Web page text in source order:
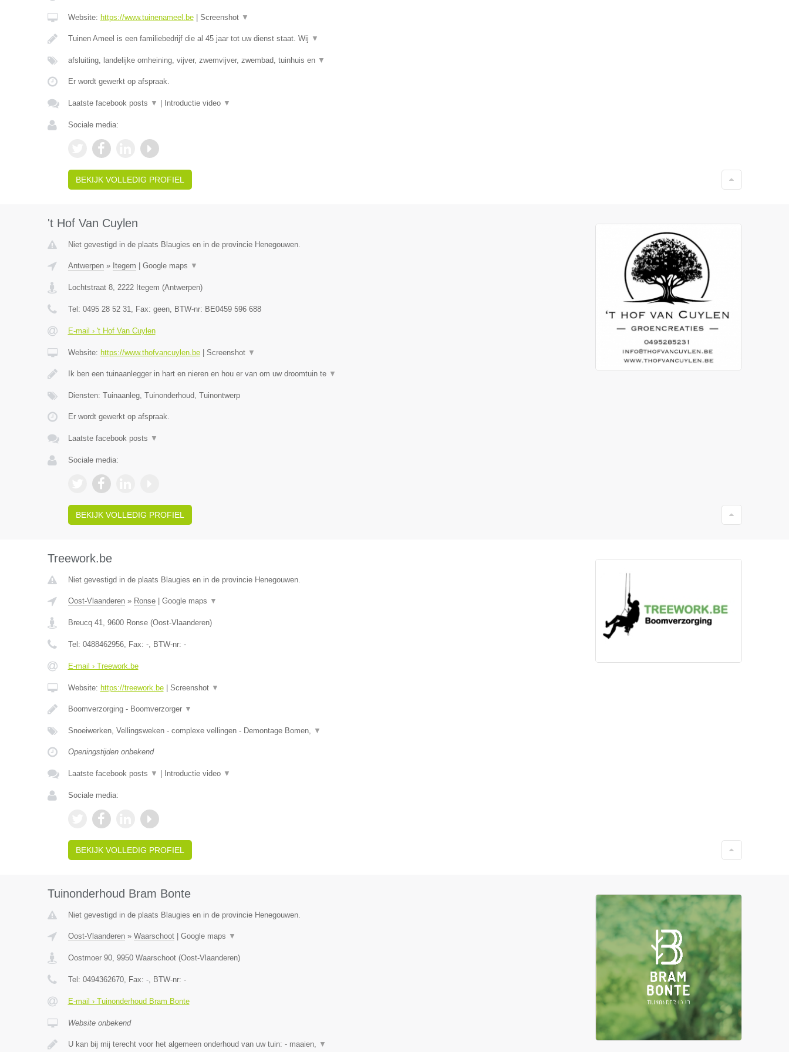
Website: https://www.tuinenameel.be| Screenshot ▼
Tuinen Ameel is een familiebedrijf die al 45 jaar tot uw dienst staat. Wij ▼
afsluiting, landelijke omheining, vijver, zwemvijver, zwembad, tuinhuis en ▼
Er wordt gewerkt op afspraak.
Laatste facebook posts ▼ Introductie video ▼
Sociale media:
BEKIJK VOLLEDIG PROFIEL
't Hof Van Cuylen
Niet gevestigd in de plaats Blaugies en in de provincie Henegouwen.
Antwerpen» Itegem Google maps ▼
Lochtstraat 8, 2222 Itegem (Antwerpen)
Tel: 0495 28 52 31, Fax: geen, BTW-nr: BE0459 596 688
E-mail › 't Hof Van Cuylen
Website: https://www.thofvancuylen.be| Screenshot ▼
Ik ben een tuinaanlegger in hart en nieren en hou er van om uw droomtuin te ▼
Diensten: Tuinaanleg, Tuinonderhoud, Tuinontwerp
Er wordt gewerkt op afspraak.
Laatste facebook posts ▼
Sociale media:
BEKIJK VOLLEDIG PROFIEL
Treework.be
Niet gevestigd in de plaats Blaugies en in de provincie Henegouwen.
Oost-Vlaanderen» Ronse| Google maps ▼
Breucq 41, 9600 Ronse(Oost-Vlaanderen)
Tel: 0488462956, Fax: -, BTW-nr: -
E-mail › Treework.be
Website: https://treework.be| Screenshot ▼
Boomverzorging - Boomverzorger ▼
Snoeiwerken, Vellingsweken - complexe vellingen - Demontage Bomen, ▼
Openingstijden onbekend
Laatste facebook posts ▼ Introductie video ▼
Sociale media:
BEKIJK VOLLEDIG PROFIEL
Tuinonderhoud Bram Bonte
Niet gevestigd in de plaats Blaugies en in de provincie Henegouwen.
Oost-Vlaanderen» Waarschoot| Google maps ▼
Oostmoer 90, 9950 Waarschoot(Oost-Vlaanderen)
Tel: 0494362670, Fax: -, BTW-nr: -
E-mail › Tuinonderhoud Bram Bonte
Website onbekend
U kan bij mij terecht voor het algemeen onderhoud van uw tuin: - maaien, ▼